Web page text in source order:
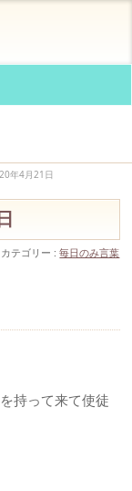
年4月21日
カテゴリー :毎日のみ言葉
持って来て使徒